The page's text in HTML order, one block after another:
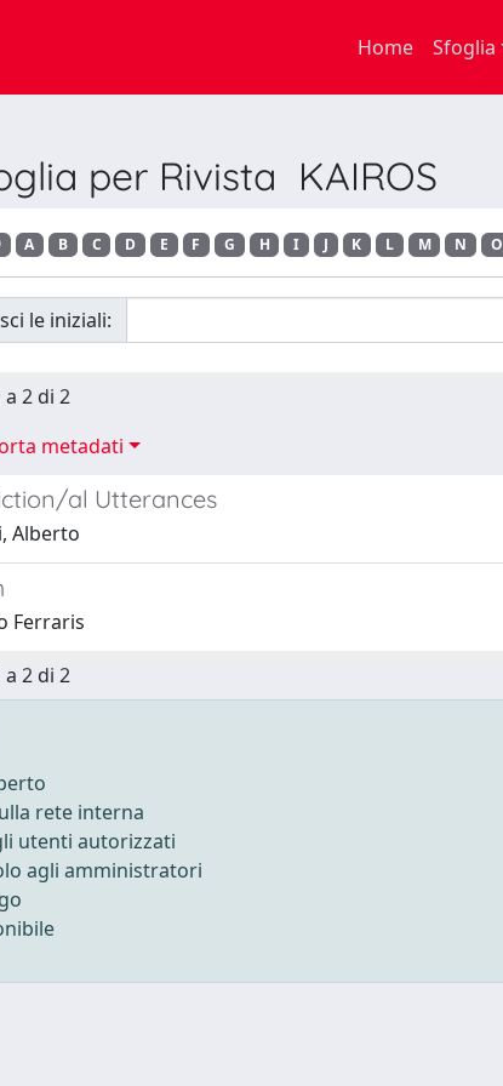
Home Sfoglia
per Rivista KAIROS
A B C D E F G H I J K L M N O
le iniziali:
2 di 2
metadati
al Utterances
Alberto
Ferraris
2 di 2
rete interna
utenti autorizzati
agli amministratori